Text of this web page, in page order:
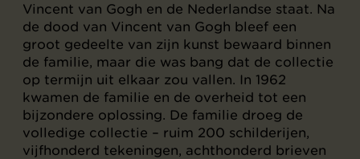
Vincent van Gogh en de Nederlandse staat. Na
de dood van Vincent van Gogh bleef een
groot gedeelte van zijn kunst bewaard binnen
de familie, maar die was bang dat de collectie
op termijn uit elkaar zou vallen. In 1962
kwamen de familie en de overheid tot een
bijzondere oplossing. De familie droeg de
volledige collectie – ruim 200 schilderijen,
vijfhonderd tekeningen, achthonderd brieven